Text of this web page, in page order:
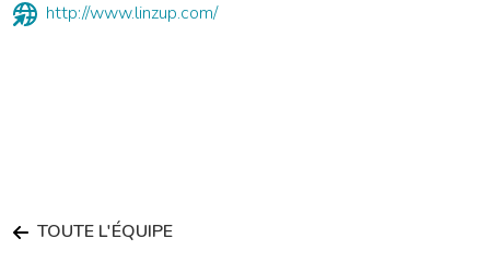
http://www.linzup.com/
TOUTE L'ÉQUIPE